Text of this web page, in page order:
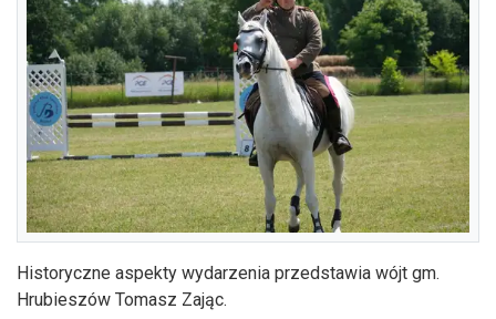
Historyczne aspekty wydarzenia przedstawia wójt gm.
Hrubieszów Tomasz Zając.